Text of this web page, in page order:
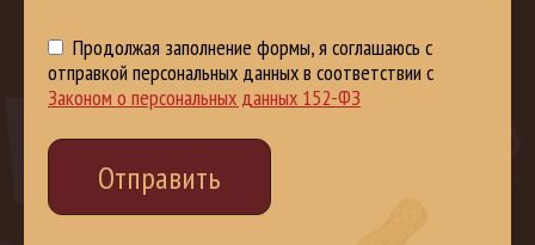
Продолжая заполнение формы, я соглашаюсь с
отправкой персональных данных в соответствии с
Законом о персональных данных 152-ФЗ